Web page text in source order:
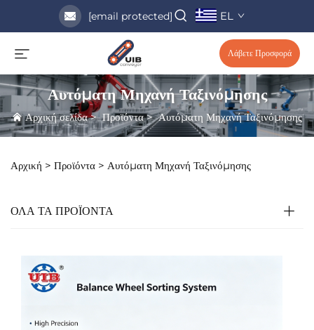
[email protected] EL
Λάβετε Προσφορά
Αυτόματη Μηχανή Ταξινόμησης
Αρχική σελίδα>Προϊόντα>Αυτόματη Μηχανή Ταξινόμησης
Αρχική > Προϊόντα > Αυτόματη Μηχανή Ταξινόμησης
ΟΛΑ ΤΑ ΠΡΟΪΟΝΤΑ